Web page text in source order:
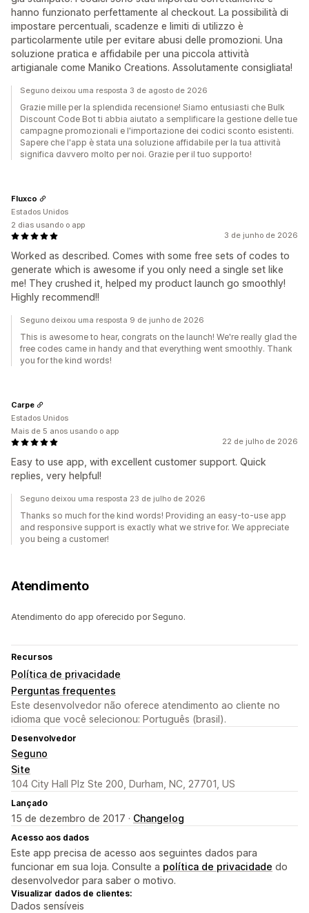
hanno funzionato perfettamente al checkout. La possibilità di
impostare percentuali, scadenze e limiti di utilizzo è
particolarmente utile per evitare abusi delle promozioni. Una
soluzione pratica e affidabile per una piccola attività
artigianale come Maniko Creations. Assolutamente consigliata!
Seguno deixou uma resposta 3 de agosto de 2026
Grazie mille per la splendida recensione! Siamo entusiasti che Bulk
Discount Code Bot ti abbia aiutato a semplificare la gestione delle tue
campagne promozionali e l'importazione dei codici sconto esistenti.
Sapere che l'app è stata una soluzione affidabile per la tua attività
significa davvero molto per noi. Grazie per il tuo supporto!
3 de junho de 2026
Worked as described. Comes with some free sets of codes to
generate which is awesome if you only need a single set like
me! They crushed it, helped my product launch go smoothly!
Highly recommend!!
Fluxco
Estados Unidos
2 dias usando o app
Seguno deixou uma resposta 9 de junho de 2026
This is awesome to hear, congrats on the launch! We're really glad the
free codes came in handy and that everything went smoothly. Thank
you for the kind words!
22 de julho de 2026
Easy to use app, with excellent customer support. Quick
replies, very helpful!
Carpe
Estados Unidos
Mais de 5 anos usando o app
Seguno deixou uma resposta 23 de julho de 2026
Thanks so much for the kind words! Providing an easy-to-use app
and responsive support is exactly what we strive for. We appreciate
you being a customer!
Atendimento
Atendimento do app oferecido por Seguno.
Recursos
Política de privacidade
Perguntas frequentes
Este desenvolvedor não oferece atendimento ao cliente no
idioma que você selecionou: Português (brasil).
Desenvolvedor
Seguno
Site
104 City Hall Plz Ste 200, Durham, NC, 27701, US
Lançado
15 de dezembro de 2017 · Changelog
Acesso aos dados
Este app precisa de acesso aos seguintes dados para
funcionar em sua loja. Consulte a política de privacidade do
desenvolvedor para saber o motivo.
Visualizar dados de clientes:
Dados sensíveis